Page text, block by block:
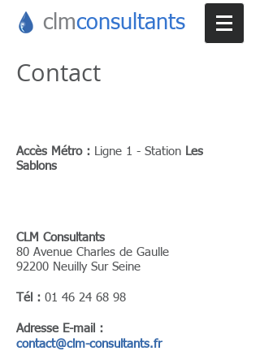
clmconsultants
Contact
Accès Métro : Ligne 1 - Station Les
Sablons
CLM Consultants
80 Avenue Charles de Gaulle
92200 Neuilly Sur Seine
Tél : 01 46 24 68 98
Adresse E-mail :
contact@clm-consultants.fr